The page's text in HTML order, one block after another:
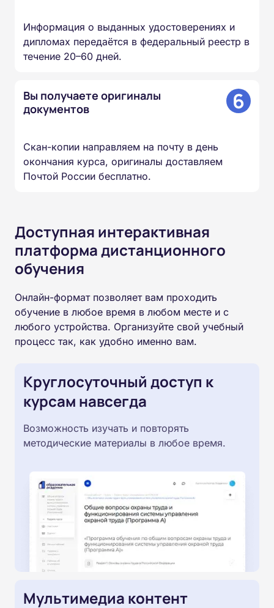
Информация о выданных удостоверениях и
дипломах передаётся в федеральный реестр в
течение 20–60 дней.
Вы получаете оригиналы
документов
6
Скан-копии направляем на почту в день
окончания курса, оригиналы доставляем
Почтой России бесплатно.
Доступная интерактивная
платформа дистанционного
обучения
Онлайн-формат позволяет вам проходить
обучение в любое время в любом месте и с
любого устройства. Организуйте свой учебный
процесс так, как удобно именно вам.
Круглосуточный доступ к
курсам навсегда
Возможность изучать и повторять
методические материалы в любое время.
Мультимедиа контент